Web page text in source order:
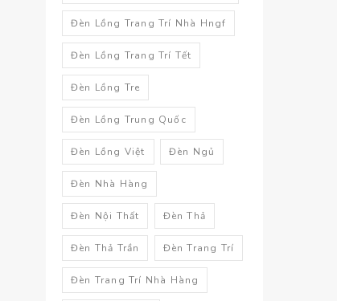
Đèn Lồng Trang Trí Nhà Hngf
Đèn Lồng Trang Trí Tết
Đèn Lồng Tre
Đèn Lồng Trung Quốc
Đèn Lồng Việt Đèn Ngủ
Đèn Nhà Hàng
Đèn Nội Thất Đèn Thả
Đèn Thả Trần Đèn Trang Trí
Đèn Trang Trí Nhà Hàng